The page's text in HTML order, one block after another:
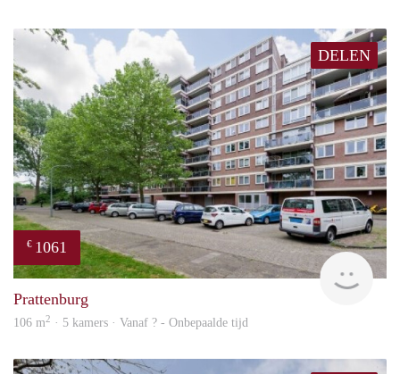
DELEN
€ 1061
Prattenburg
106 m2 · 5 kamers · Vanaf ? - Onbepaalde tijd